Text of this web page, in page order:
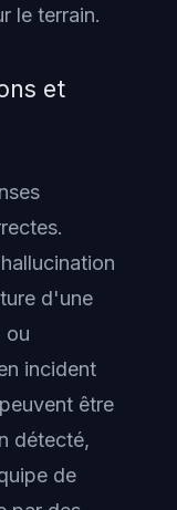
le terrain.
et
d'une
ou
incident
être
détecté,
de